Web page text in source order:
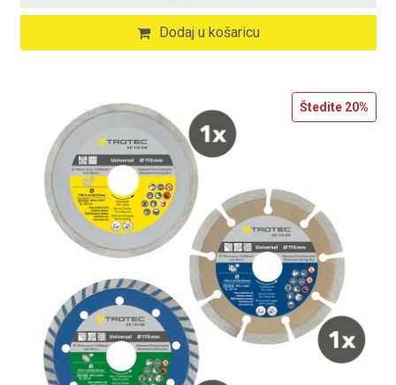
Dodaj u košaricu
Štedite 20%